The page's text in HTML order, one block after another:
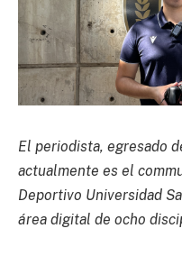
El periodista, egresado
actualmente es el
Deportivo Universidad
área digital de ocho